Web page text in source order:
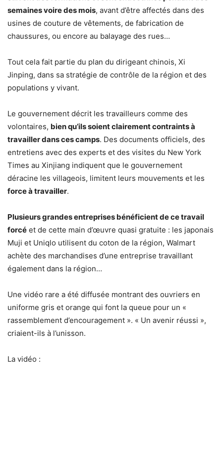
semaines voire des mois, avant d’être affectés dans des
usines de couture de vêtements, de fabrication de
chaussures, ou encore au balayage des rues…
Tout cela fait partie du plan du dirigeant chinois, Xi
Jinping, dans sa stratégie de contrôle de la région et des
populations y vivant.
Le gouvernement décrit les travailleurs comme des
volontaires, bien qu’ils soient clairement contraints à
travailler dans ces camps. Des documents officiels, des
entretiens avec des experts et des visites du New York
Times au Xinjiang indiquent que le gouvernement
déracine les villageois, limitent leurs mouvements et les
force à travailler.
Plusieurs grandes entreprises bénéficient de ce travail
forcé et de cette main d’œuvre quasi gratuite : les japonais
Muji et Uniqlo utilisent du coton de la région, Walmart
achète des marchandises d’une entreprise travaillant
également dans la région…
Une vidéo rare a été diffusée montrant des ouvriers en
uniforme gris et orange qui font la queue pour un «
rassemblement d’encouragement ». « Un avenir réussi »,
criaient-ils à l’unisson.
La vidéo :